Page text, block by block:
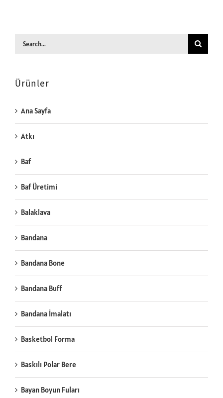
Search
Ürünler
Ana Sayfa
Atkı
Baf
Baf Üretimi
Balaklava
Bandana
Bandana Bone
Bandana Buff
Bandana İmalatı
Basketbol Forma
Baskılı Polar Bere
Bayan Boyun Fuları